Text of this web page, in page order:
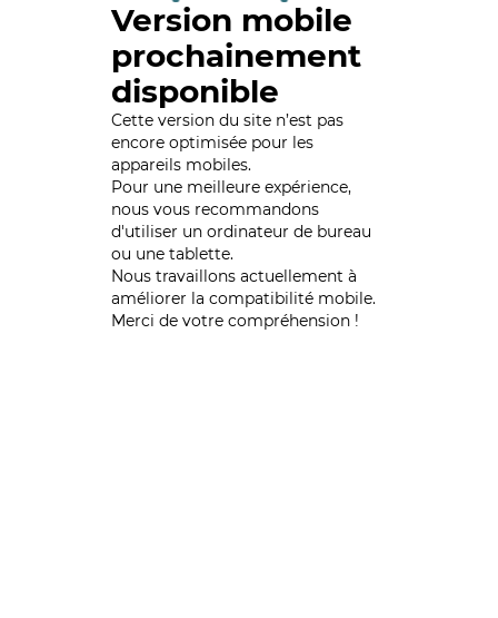
Version mobile
prochainement
disponible
Cette version du site n’est pas
encore optimisée pour les
appareils mobiles.
Pour une meilleure expérience,
nous vous recommandons
d'utiliser un ordinateur de bureau
ou une tablette.
Nous travaillons actuellement à
améliorer la compatibilité mobile.
Merci de votre compréhension !